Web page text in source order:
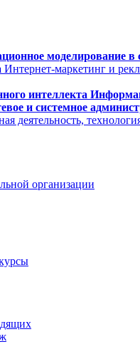
моделирование в
Интернет-маркетинг и
интеллекта
и системное
деятельность,
организации